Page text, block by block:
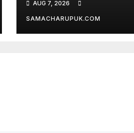
अवैध निर्माण सील
AUG 7, 2026
SAMACHARUPUK.COM